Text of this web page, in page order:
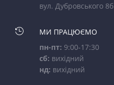
вул. Дубровського 8б

МИ ПРАЦЮЄМО
пн-пт: 9:00-17:30
сб: вихідний
нд: вихідний